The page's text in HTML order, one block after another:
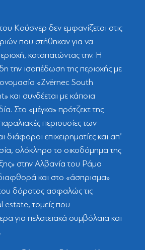
Κούσνερ δεν εμφανίζεται στις
που στήθηκαν για να
καταπατώντας την. Η
την ισοπέδωση της περιοχής με
ονομασία «Zvërnec South
και συνδέεται με κάποια
Στο «μέγκα» πρότζεκτ της
περιουσίες των
διάφοροι επιχειρηματίες και απ’
ολόκληρο το οικοδόμημα της
στην Αλβανία του Ράμα
και στο «άσπρισμα»
δόρατος ασφαλώς τις
estate, τομείς που
για πελατειακά συμβόλαια και